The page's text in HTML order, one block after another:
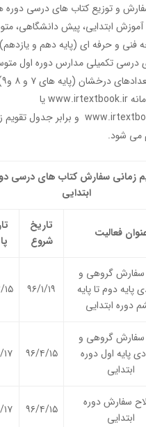
و توزیع کتاب های درسی دوره
ابتدایی، پیش دانشگاهی،
فنی و حرفه ای (پایه دهم و
درسی تکمیلی مدارس دوره اول
ویژه
www.irtextbook.irیا
و برابر جدول تقویم
می شود.
زمانی سفارش کتاب های درسی
ابتدایی
فعالیت
تاریخ
شروع
گروهی و
پایه دوم تا پایه
دوره ابتدایی
۹۶/۱/۱۹
گروهی و
پایه اول دوره
ابتدایی
۹۶/۴/۱۵
سفارش دوره
ابتدایی
۹۶/۴/۱۵